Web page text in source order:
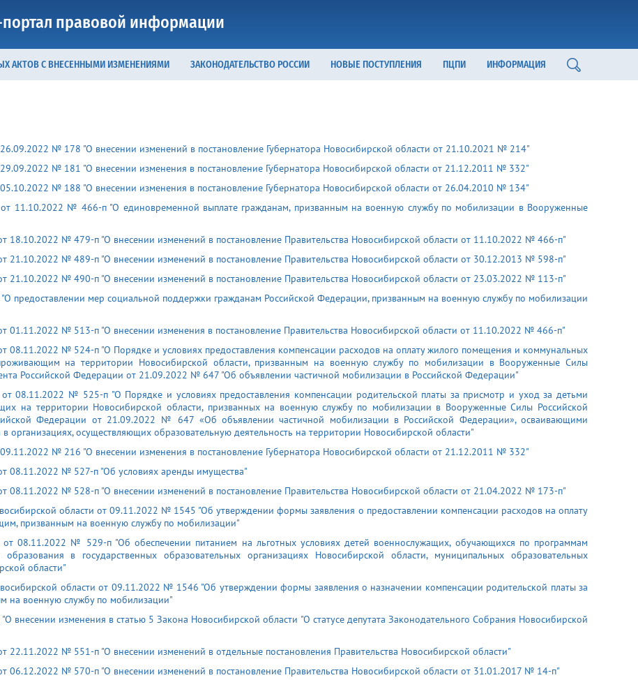
правовой информации
АКТОВ С ВНЕСЕННЫМИ ИЗМЕНЕНИЯМИ ЗАКОНОДАТЕЛЬСТВО РОССИИ НОВЫЕ ПОСТУПЛЕНИЯ ПЦПИ ИНФОРМАЦИЯ
№ 178 "О внесении изменений в постановление Губернатора Новосибирской области от 21.10.2021 № 214"
№ 181 "О внесении изменения в постановление Губернатора Новосибирской области от 21.12.2011 № 332"
№ 188 "О внесении изменения в постановление Губернатора Новосибирской области от 26.04.2010 № 134"
от 11.10.2022 № 466-п "О единовременной выплате гражданам, призванным на военную службу по мобилизации в Вооруженные
18.10.2022 № 479-п "О внесении изменений в постановление Правительства Новосибирской области от 11.10.2022 № 466-п"
21.10.2022 № 489-п "О внесении изменений в постановление Правительства Новосибирской области от 30.12.2013 № 598-п"
21.10.2022 № 490-п "О внесении изменений в постановление Правительства Новосибирской области от 23.03.2022 № 113-п"
предоставлении мер социальной поддержки гражданам Российской Федерации, призванным на военную службу по мобилизации
01.11.2022 № 513-п "О внесении изменения в постановление Правительства Новосибирской области от 11.10.2022 № 466-п"
08.11.2022 № 524-п "О Порядке и условиях предоставления компенсации расходов на оплату жилого помещения и коммунальных
на территории Новосибирской области, призванным на военную службу по мобилизации в Вооруженные Силы
Российской Федерации от 21.09.2022 № 647 "Об объявлении частичной мобилизации в Российской Федерации"
от 08.11.2022 № 525-п "О Порядке и условиях предоставления компенсации родительской платы за присмотр и уход за детьми
на территории Новосибирской области, призванных на военную службу по мобилизации в Вооруженные Силы Российской
Федерации от 21.09.2022 № 647 «Об объявлении частичной мобилизации в Российской Федерации», осваивающими
осуществляющих образовательную деятельность на территории Новосибирской области"
№ 216 "О внесении изменения в постановление Губернатора Новосибирской области от 21.12.2011 № 332"
08.11.2022 № 527-п "Об условиях аренды имущества"
08.11.2022 № 528-п "О внесении изменений в постановление Правительства Новосибирской области от 21.04.2022 № 173-п"
области от 09.11.2022 № 1545 "Об утверждении формы заявления о предоставлении компенсации расходов на оплату
призванным на военную службу по мобилизации"
от 08.11.2022 № 529-п "Об обеспечении питанием на льготных условиях детей военнослужащих, обучающихся по программам
в государственных образовательных организациях Новосибирской области, муниципальных образовательных
области"
области от 09.11.2022 № 1546 "Об утверждении формы заявления о назначении компенсации родительской платы за
на военную службу по мобилизации"
изменения в статью 5 Закона Новосибирской области "О статусе депутата Законодательного Собрания Новосибирской
22.11.2022 № 551-п "О внесении изменений в отдельные постановления Правительства Новосибирской области"
06.12.2022 № 570-п "О внесении изменений в постановление Правительства Новосибирской области от 31.01.2017 № 14-п"